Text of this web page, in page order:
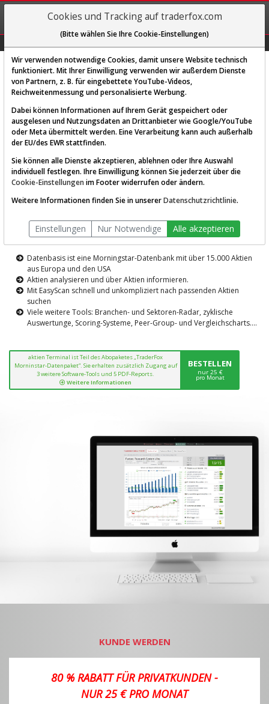
REGIS-
TRIEREN
Diese Funktion ist nur für
AKTIEN-TERMINAL
Die Aktienanalyse-Plattform von
TraderFox
Datenbasis ist eine Morningstar-Datenbank mit über 15.000 Aktien
aus Europa und den USA
Aktien analysieren und über Aktien informieren.
Mit EasyScan schnell und unkompliziert nach passenden Aktien
suchen
Viele weitere Tools: Branchen- und Sektoren-Radar, zyklische
Auswertunge, Scoring-Systeme, Peer-Group- und Vergleichscharts....
aktien Terminal ist Teil des Abopaketes „TraderFox
Morninstar-Datenpaket“. Sie erhalten zusätzlich Zugang auf
3 weitere Software-Tools und 5 PDF-Reports.
Weitere Informationen
BESTELLEN
nur 25 €
pro Monat
KUNDE WERDEN
80 % RABATT FÜR PRIVATKUNDEN -
NUR 25 € PRO MONAT
Cookies und Tracking auf traderfox.com
(Bitte wählen Sie Ihre Cookie-Einstellungen)
Wir verwenden notwendige Cookies, damit unsere Website technisch
funktioniert. Mit Ihrer Einwilligung verwenden wir außerdem Dienste
von Partnern, z. B. für eingebettete YouTube-Videos,
Reichweitenmessung und personalisierte Werbung.
Dabei können Informationen auf Ihrem Gerät gespeichert oder
ausgelesen und Nutzungsdaten an Drittanbieter wie Google/YouTube
oder Meta übermittelt werden. Eine Verarbeitung kann auch außerhalb
der EU/des EWR stattfinden.
Sie können alle Dienste akzeptieren, ablehnen oder Ihre Auswahl
individuell festlegen. Ihre Einwilligung können Sie jederzeit über die
Cookie-Einstellungen im Footer widerrufen oder ändern.
Weitere Informationen finden Sie in unsererDatenschutzrichtlinie.
Einstellungen Nur Notwendige Alle akzeptieren